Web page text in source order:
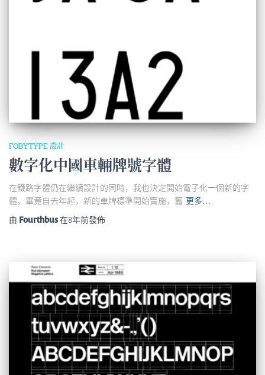
FOBYTYPE 設計
數字化中國車輛牌號字體
在鐵路字體仍在繼續設計的同時，我也決定開始電子化一個新的字
體。畢竟自去年起，新的車牌標準開始實施，舊 更多…
由 Fourthbus在8年前發佈